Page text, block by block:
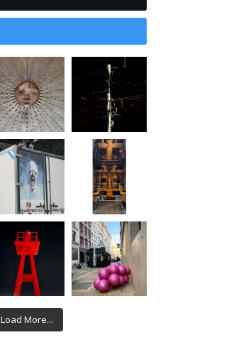
Load More...